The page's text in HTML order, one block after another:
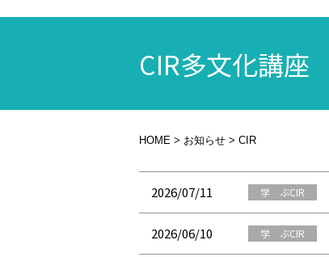
CIR多文化講座
HOME > お知らせ > CIR
2026/07/11 学 ぶCIR
2026/06/10 学 ぶCIR